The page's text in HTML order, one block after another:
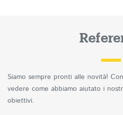
Siamo sempre pronti alle novità!
vedere come abbiamo aiutato i
obiettivi.